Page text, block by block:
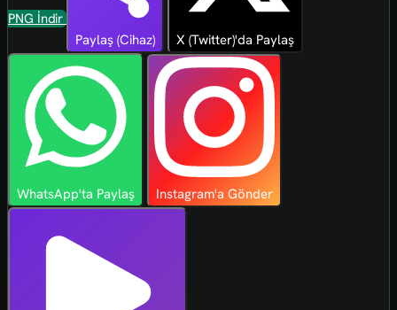
PNG İndir
Paylaş (Cihaz)
X (Twitter)'da Paylaş
WhatsApp'ta Paylaş Instagram'a Gönder